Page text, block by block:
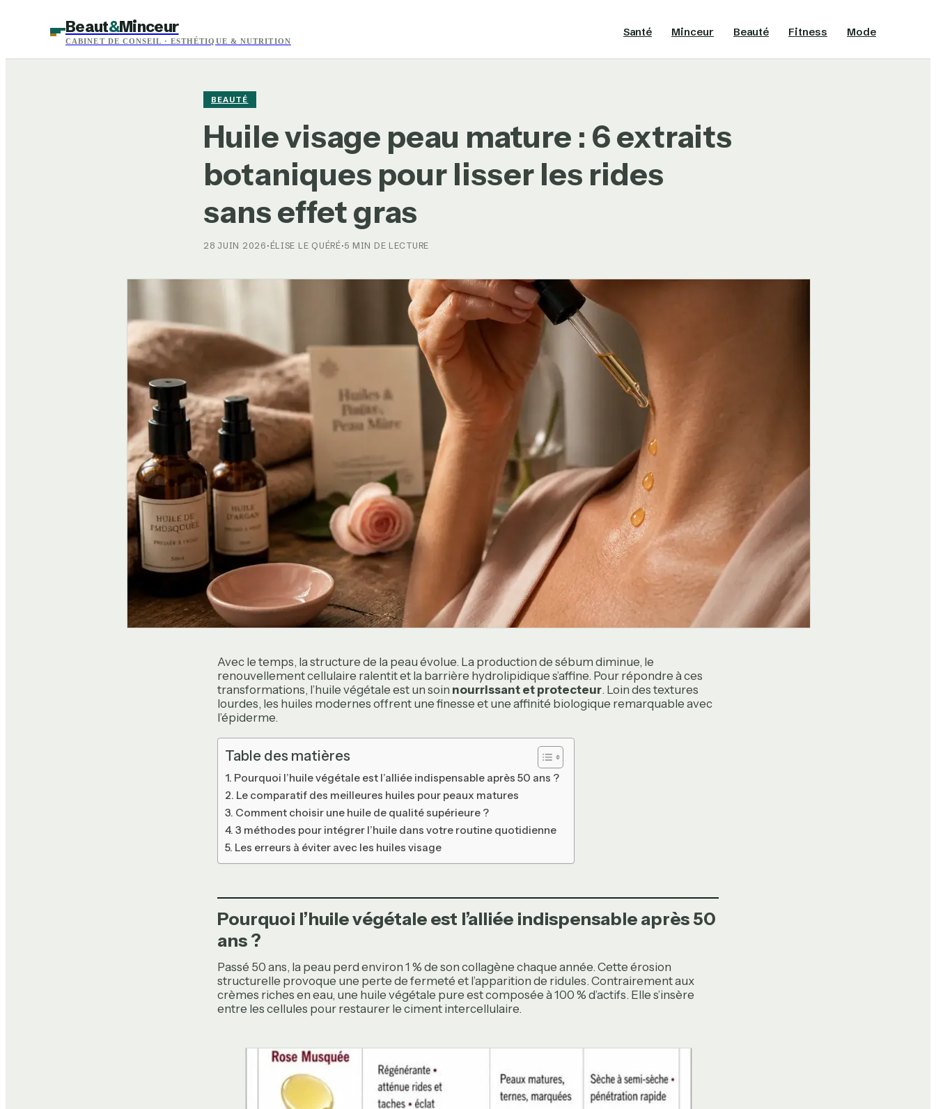
Beaut&Minceur
CABINET DE CONSEIL · ESTHÉTIQUE & NUTRITION
Santé Minceur Beauté Fitness Mode
BEAUTÉ
Huile visage peau mature : 6 extraits
botaniques pour lisser les rides
sans effet gras
28 JUIN 2026 · ÉLISE LE QUÉRÉ·5 MIN DE LECTURE
Avec le temps, la structure de la peau évolue. La production de sébum diminue, le
renouvellement cellulaire ralentit et la barrière hydrolipidique s’affine. Pour répondre à ces
transformations, l’huile végétale est un soin nourrissant et protecteur. Loin des textures
lourdes, les huiles modernes offrent une finesse et une affinité biologique remarquable avec
l’épiderme.
Table des matières
Pourquoi l’huile végétale est l’alliée indispensable après 50 ans ?
Le comparatif des meilleures huiles pour peaux matures
Comment choisir une huile de qualité supérieure ?
3 méthodes pour intégrer l’huile dans votre routine quotidienne
Les erreurs à éviter avec les huiles visage
Pourquoi l’huile végétale est l’alliée indispensable après 50
ans ?
Passé 50 ans, la peau perd environ 1 % de son collagène chaque année. Cette érosion
structurelle provoque une perte de fermeté et l’apparition de ridules. Contrairement aux
crèmes riches en eau, une huile végétale pure est composée à 100 % d’actifs. Elle s’insère
entre les cellules pour restaurer le ciment intercellulaire.